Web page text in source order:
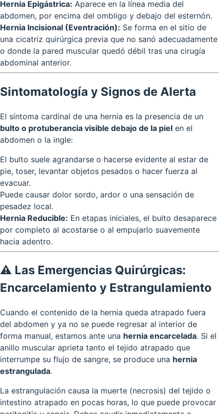
Hernia Epigástrica: Aparece en la línea media del
abdomen, por encima del ombligo y debajo del esternón.
Hernia Incisional (Eventración): Se forma en el sitio de
una cicatriz quirúrgica previa que no sanó adecuadamente
o donde la pared muscular quedó débil tras una cirugía
abdominal anterior.
Sintomatología y Signos de Alerta
El síntoma cardinal de una hernia es la presencia de un
bulto o protuberancia visible debajo de la piel en el
abdomen o la ingle:
El bulto suele agrandarse o hacerse evidente al estar de
pie, toser, levantar objetos pesados o hacer fuerza al
evacuar.
Puede causar dolor sordo, ardor o una sensación de
pesadez local.
Hernia Reducible: En etapas iniciales, el bulto desaparece
por completo al acostarse o al empujarlo suavemente
hacia adentro.
⚠️ Las Emergencias Quirúrgicas:
Encarcelamiento y Estrangulamiento
Cuando el contenido de la hernia queda atrapado fuera
del abdomen y ya no se puede regresar al interior de
forma manual, estamos ante una hernia encarcelada. Si el
anillo muscular aprieta tanto el tejido atrapado que
interrumpe su flujo de sangre, se produce una hernia
estrangulada.
La estrangulación causa la muerte (necrosis) del tejido o
intestino atrapado en pocas horas, lo que puede provocar